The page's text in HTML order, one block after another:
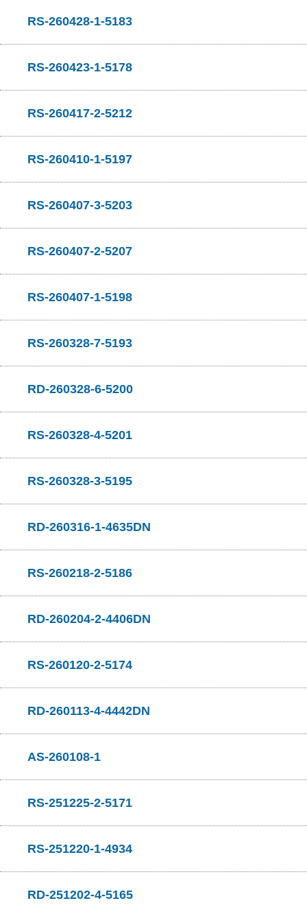
RS-260428-1-5183
RS-260423-1-5178
RS-260417-2-5212
RS-260410-1-5197
RS-260407-3-5203
RS-260407-2-5207
RS-260407-1-5198
RS-260328-7-5193
RD-260328-6-5200
RS-260328-4-5201
RS-260328-3-5195
RD-260316-1-4635DN
RS-260218-2-5186
RD-260204-2-4406DN
RS-260120-2-5174
RD-260113-4-4442DN
AS-260108-1
RS-251225-2-5171
RS-251220-1-4934
RD-251202-4-5165